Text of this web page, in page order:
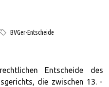
BVGer-Entscheide
Entscheide des
die zwischen 13. -